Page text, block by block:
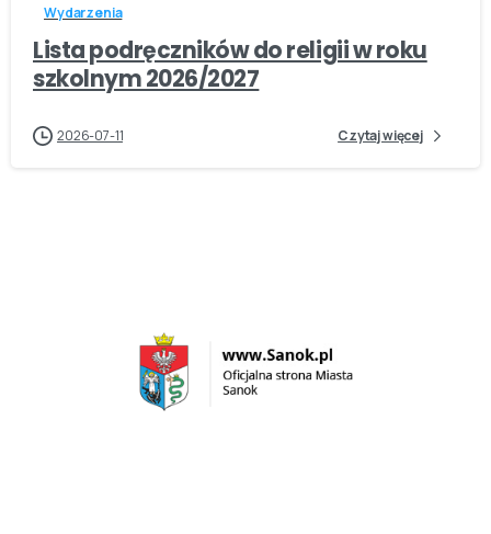
Wydarzenia
Lista podręczników do religii w roku
szkolnym 2026/2027
2026-07-11 Czytaj więcej